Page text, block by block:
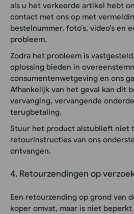
als u het verkeerde artikel hebt
contact met ons op met
bestelnummer, foto’s, video’s en
probleem.
Zodra het probleem is
oplossing bieden in
consumentenwetgeving en ons
Afhankelijk van het geval kan dit
vervanging, vervangende
terugbetaling.
Stuur het product alstublieft niet
retourinstructies van ons
ontvangen.
4. Retourzendingen op
Een retourzending op grond van
koper omvat, maar is niet